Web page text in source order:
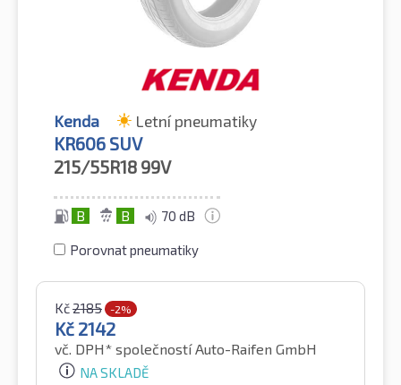
Kenda Letní pneumatiky
KR606 SUV
215/55R18 99V
B B 70 dB
Porovnat pneumatiky
Kč2185 -2%
Kč 2142
vč. DPH* společností Auto-Raifen GmbH
NA SKLADĚ